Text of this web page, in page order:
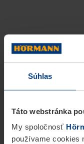
Súhlas
Táto webstránka
My spoločnosť
používame cookies